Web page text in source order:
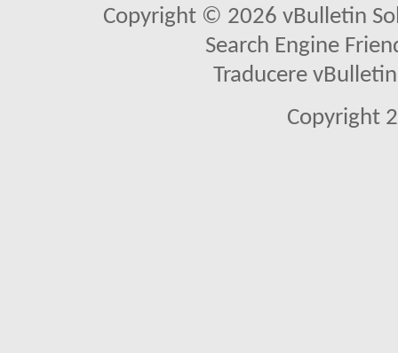
Copyright © 2026 vBulletin
Search Engine
Traducere
Copyright